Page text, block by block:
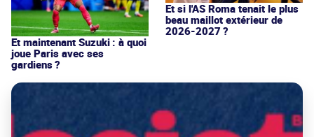
Et maintenant Suzuki : à quoi
joue Paris avec ses
gardiens ?
Et si l'AS Roma tenait le plus
beau maillot extérieur de
2026-2027 ?